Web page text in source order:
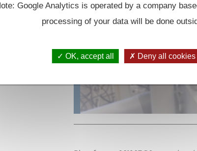
de
et
Google Analytics is operated by a company
processing of your data will be done
OK, accept all Deny all cookies